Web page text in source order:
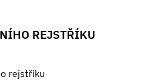
REJSTŘÍKU
rejstříku